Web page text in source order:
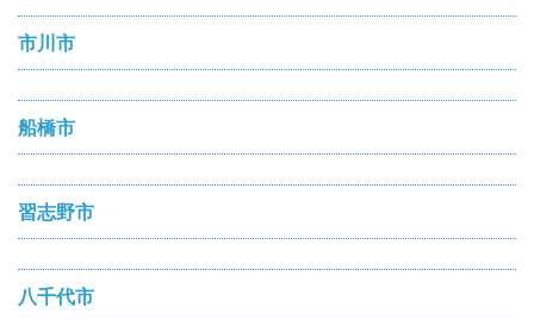
市川市
船橋市
習志野市
八千代市